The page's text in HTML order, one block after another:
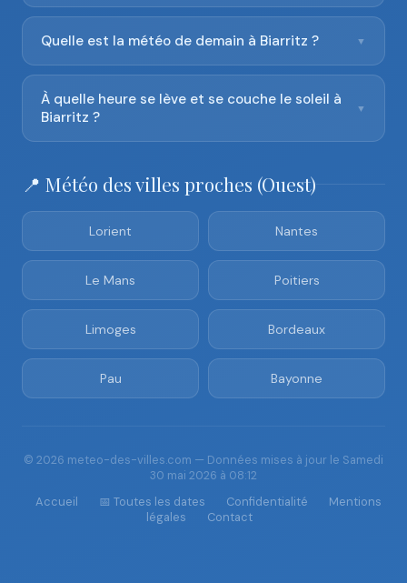
Quelle est la météo de demain à Biarritz ? ▼
À quelle heure se lève et se couche le soleil à
Biarritz ?
▼
📍 Météo des villes proches (Ouest)
Lorient Nantes
Le Mans Poitiers
Limoges Bordeaux
Pau Bayonne
© 2026 meteo-des-villes.com — Données mises à jour le Samedi
30 mai 2026 à 08:12
Accueil
📅 Toutes les dates Confidentialité
Mentions
légales
Contact